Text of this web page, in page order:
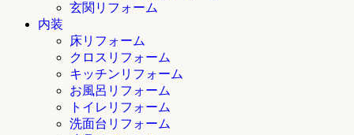
玄関リフォーム
内装
床リフォーム
クロスリフォーム
キッチンリフォーム
お風呂リフォーム
トイレリフォーム
洗面台リフォーム